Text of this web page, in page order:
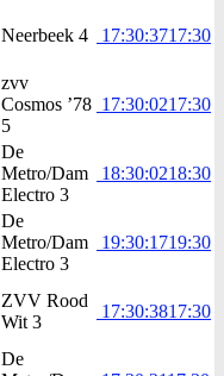
Neerbeek 4 17:30:3717:30
zvv
Cosmos ’78
5
17:30:0217:30
De
Metro/Dam
Electro 3
18:30:0218:30
De
Metro/Dam
Electro 3
19:30:1719:30
ZVV Rood
Wit 3
17:30:3817:30
De